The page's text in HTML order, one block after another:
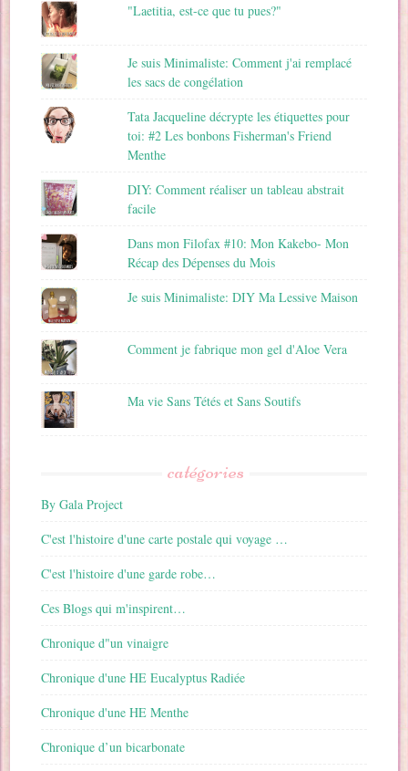
"Laetitia, est-ce que tu pues?"
Je suis Minimaliste: Comment j'ai remplacé
les sacs de congélation
Tata Jacqueline décrypte les étiquettes pour
toi: #2 Les bonbons Fisherman's Friend
Menthe
DIY: Comment réaliser un tableau abstrait
facile
Dans mon Filofax #10: Mon Kakebo- Mon
Récap des Dépenses du Mois
Je suis Minimaliste: DIY Ma Lessive Maison
Comment je fabrique mon gel d'Aloe Vera
Ma vie Sans Tétés et Sans Soutifs
catégories
By Gala Project
C'est l'histoire d'une carte postale qui voyage …
C'est l'histoire d'une garde robe…
Ces Blogs qui m'inspirent…
Chronique d"un vinaigre
Chronique d'une HE Eucalyptus Radiée
Chronique d'une HE Menthe
Chronique d’un bicarbonate